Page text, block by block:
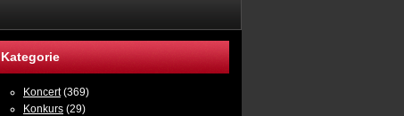
Kategorie
Koncert(369)
Konkurs (29)